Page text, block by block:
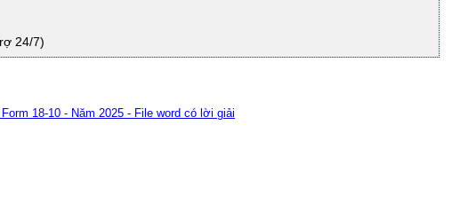
24/7)
18-10 - Năm 2025 - File word có lời giải